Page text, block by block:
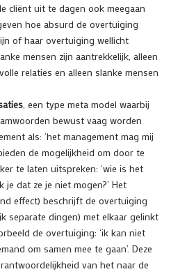
cliënt uit te dagen ook meegaan
hoe absurd de overtuiging
of haar overtuiging wellicht
mensen zijn aantrekkelijk, alleen
relaties en alleen slanke mensen
, een type meta model waarbij
bewust vaag worden
als: ‘het management mag mij
de mogelijkheid om door te
te laten uitspreken: ‘wie is het
je dat ze je niet mogen?’ Het
effect) beschrijft de overtuiging
separate dingen) met elkaar gelinkt
de overtuiging: ‘ik kan niet
om samen mee te gaan’. Deze
van het naar de